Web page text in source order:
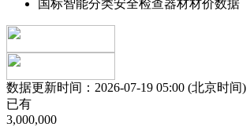
国标智能分类安全检查器材材价数据
数据更新时间：2026-07-19 05:00 (北京时间)
已有
3,000,000